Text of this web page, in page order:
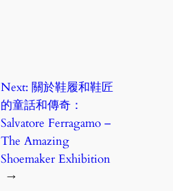
Next: 關於鞋履和鞋匠
的童話和傳奇：
Salvatore Ferragamo –
The Amazing
Shoemaker Exhibition
→